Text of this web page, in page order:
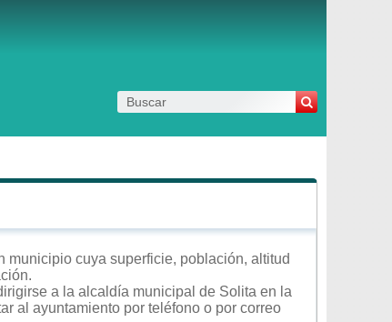
municipio cuya superficie, población, altitud
a la alcaldía municipal de Solita en la
al ayuntamiento por teléfono o por correo